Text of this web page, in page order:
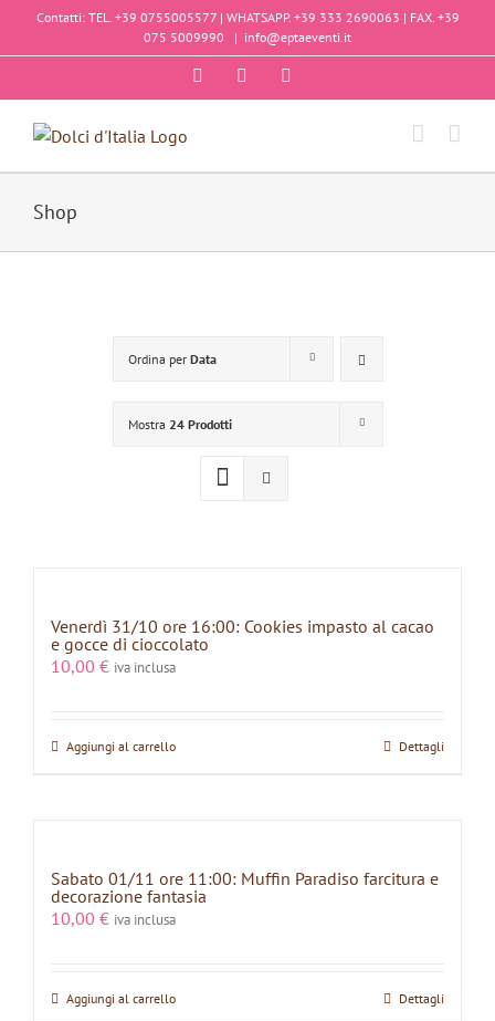
SaltaContatti: TEL. +39 0755005577 | WHATSAPP. +39 333 2690063 | FAX. +39
075 5009990
| info@eptaeventi.it
FacebookInstagram
Shop
Ordina per Data
Mostra 24 Prodotti
Venerdì 31/10 ore 16:00: Cookies impasto al cacao
e gocce di cioccolato
10,00 € iva inclusa
Aggiungi al carrello Dettagli
Sabato 01/11 ore 11:00: Muffin Paradiso farcitura e
decorazione fantasia
10,00 € iva inclusa
Aggiungi al carrello Dettagli